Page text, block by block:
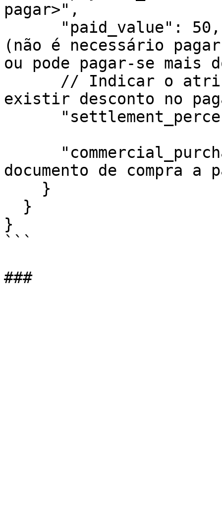
pagar>",
(não é necessário
ou pode pagar-se mais
existir desconto no
documento de compra a
}
```